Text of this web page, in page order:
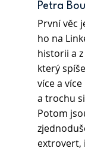
Petra
První věc
ho na
historii a
který
více a
a trochu
Potom
extrovert,